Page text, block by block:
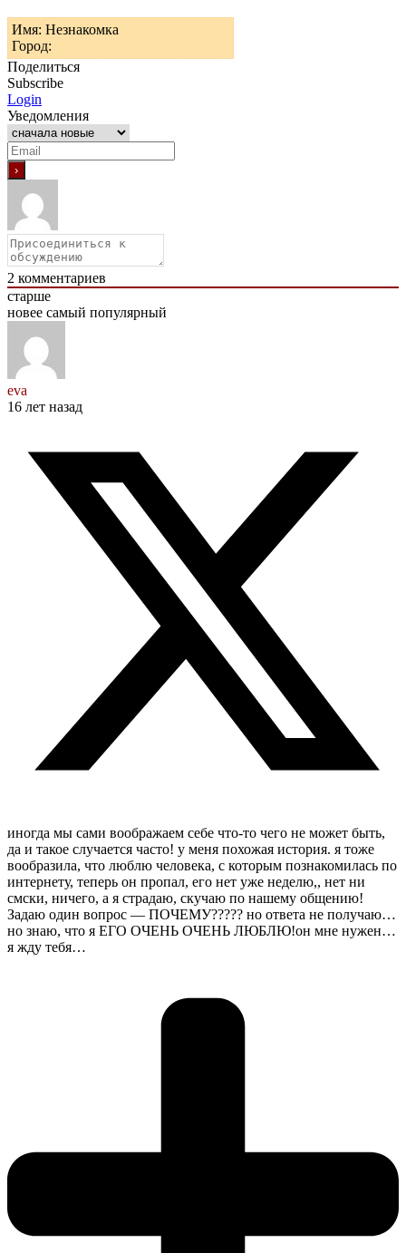
Имя: Незнакомка
Город:
Поделиться
Subscribe
Login
Уведомления
2 комментариев
старше
новее самый популярный
eva
16 лет назад
иногда мы сами воображаем себе что-то чего не может быть,
да и такое случается часто! у меня похожая история. я тоже
вообразила, что люблю человека, с которым познакомилась по
интернету, теперь он пропал, его нет уже неделю,, нет ни
смски, ничего, а я страдаю, скучаю по нашему общению!
Задаю один вопрос — ПОЧЕМУ????? но ответа не получаю…
но знаю, что я ЕГО ОЧЕНЬ ОЧЕНЬ ЛЮБЛЮ!он мне нужен…
я жду тебя…